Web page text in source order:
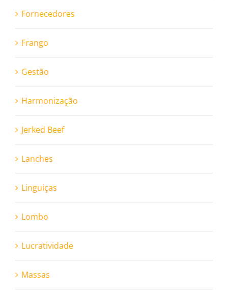
Fornecedores
Frango
Gestão
Harmonização
Jerked Beef
Lanches
Linguiças
Lombo
Lucratividade
Massas